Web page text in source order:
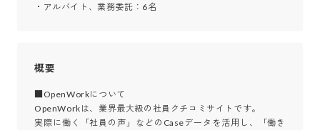
・アルバイト、業務委託：6名
概要
■OpenWorkについて
OpenWorkは、業界最大級の社員クチコミサイトです。
実際に働く「社員の声」などのCaseデータを活用し、「働き